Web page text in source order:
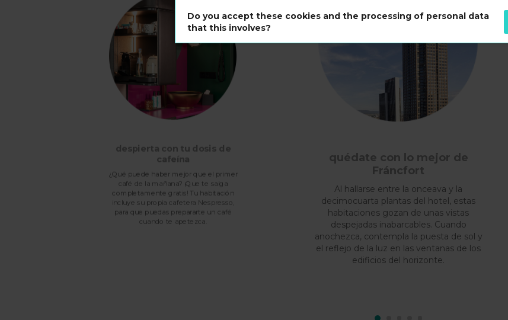
despierta con tu dosis de
cafeína
¿Qué puede haber mejor que el primer
café de la mañana? ¡Que te salga
completamente gratis! Tu habitación
incluye su propia cafetera Nespresso,
para que puedas prepararte un café
cuando te apetezca.
quédate con lo mejor de
Fráncfort
Al hallarse entre la onceava y la
decimocuarta plantas del hotel, estas
habitaciones gozan de unas vistas
despejadas inabarcables. Cuando
anochezca, contempla la puesta de sol y
el reflejo de la luz en las ventanas de los
edificios del horizonte.
Do you accept these cookies and the processing of personal data
that this involves?